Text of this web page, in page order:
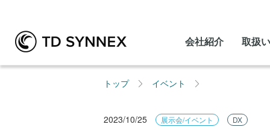
会社紹介 取扱
トップ イベント
2023/10/25 展示会/イベント DX